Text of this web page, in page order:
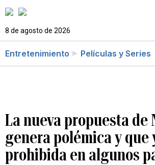
8 de agosto de 2026
Entretenimiento Películas y Series
La nueva propuesta de
genera polémica y que
prohibida en algunos